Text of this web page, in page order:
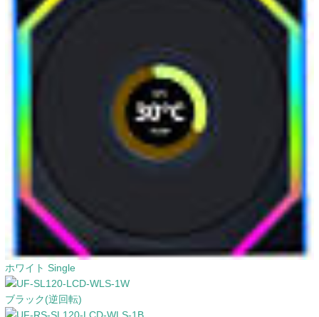
ホワイト Single
ブラック(逆回転)